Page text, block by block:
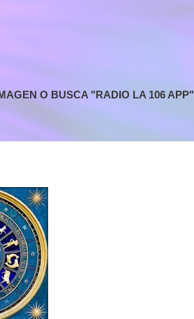
O BUSCA "RADIO LA 106 APP"